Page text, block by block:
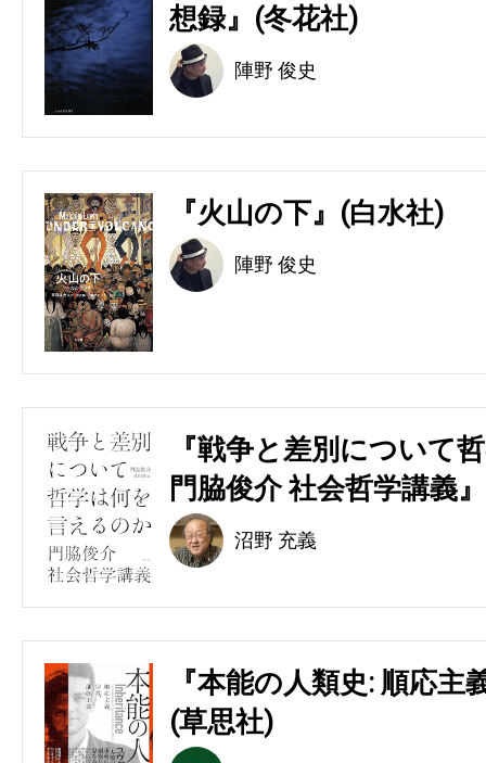
想録』(冬花社)
陣野 俊史
『火山の下』(白水社)
陣野 俊史
『戦争と差別について
門脇俊介 社会哲学講義
沼野 充義
『本能の人類史: 順応
(草思社)